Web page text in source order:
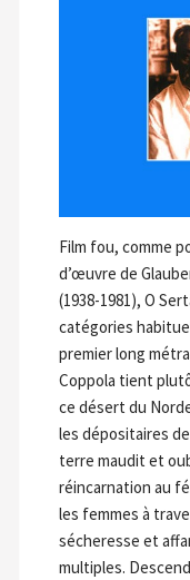
Film fou, comme
d’œuvre de
(1938-1981), O
catégories
premier long
Coppola tient
ce désert du
les dépositaires
terre maudit et
réincarnation au
les femmes à
sécheresse et
multiples.